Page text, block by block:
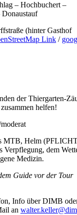
– Hochbuchert –
(hinter Gasthof
Link /
der Thiergarten-
helfen!
MTB, Helm
Verpflegung, dem
Medizin.
Guide vor der Tour
Info über DIMB
an